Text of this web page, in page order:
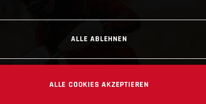
ALLE ABLEHNEN
ALLE COOKIES AKZEPTIEREN